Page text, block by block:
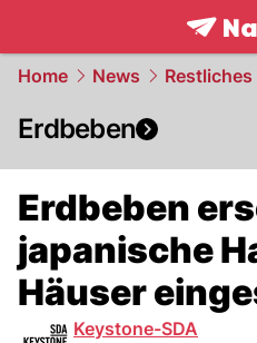
Home News
Erdbeben
Erdbeben
japanische
Häuser
Keystone-SDA